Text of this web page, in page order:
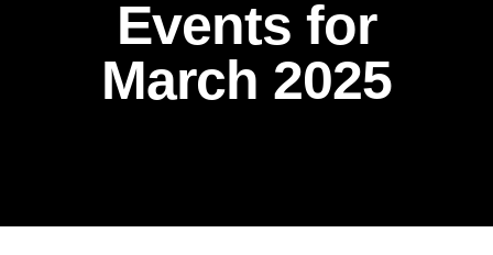
Events for
March 2025